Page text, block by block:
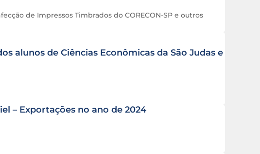
de Impressos Timbrados do CORECON-SP e outros
alunos de Ciências Econômicas da São Judas e
– Exportações no ano de 2024